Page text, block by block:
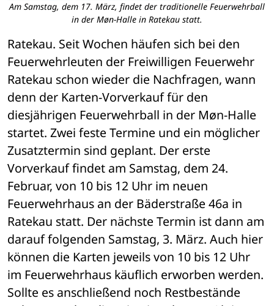
Am Samstag, dem 17. März, findet der traditionelle Feuerwehrball
in der Møn-Halle in Ratekau statt.
Ratekau. Seit Wochen häufen sich bei den
Feuerwehrleuten der Freiwilligen Feuerwehr
Ratekau schon wieder die Nachfragen, wann
denn der Karten-Vorverkauf für den
diesjährigen Feuerwehrball in der Møn-Halle
startet. Zwei feste Termine und ein möglicher
Zusatztermin sind geplant. Der erste
Vorverkauf findet am Samstag, dem 24.
Februar, von 10 bis 12 Uhr im neuen
Feuerwehrhaus an der Bäderstraße 46a in
Ratekau statt. Der nächste Termin ist dann am
darauf folgenden Samstag, 3. März. Auch hier
können die Karten jeweils von 10 bis 12 Uhr
im Feuerwehrhaus käuflich erworben werden.
Sollte es anschließend noch Restbestände